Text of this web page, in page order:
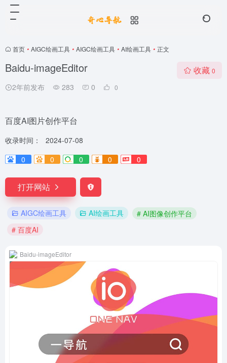
首页 • AIGC绘画工具 • AIGC绘画工具 • AI绘画工具 • 正文
Baidu-imageEditor
2年前发布 283 0 0
收藏 0
百度AI图片创作平台
收录时间：
2024-07-08
0
0 0 0 0
打开网站
AIGC绘画工具 AI绘画工具
# AI图像创作平台
# 百度AI
Baidu-imageEditor